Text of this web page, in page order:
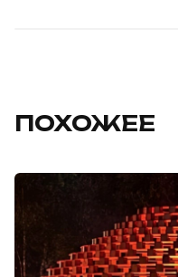
ПОХОЖЕЕ